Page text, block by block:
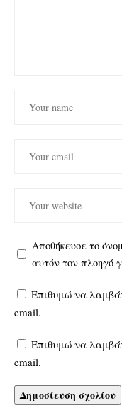
Αποθήκευσε το
αυτόν τον πλοηγό
Επιθυμώ να
email.
Επιθυμώ να
email.